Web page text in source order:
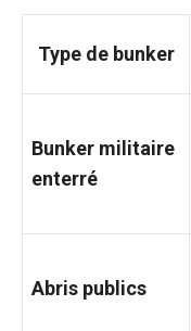
Type de bunker
Bunker militaire
enterré
Abris publics